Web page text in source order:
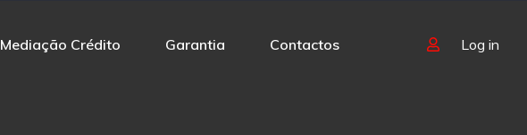
Mediação Crédito Garantia Contactos Log in